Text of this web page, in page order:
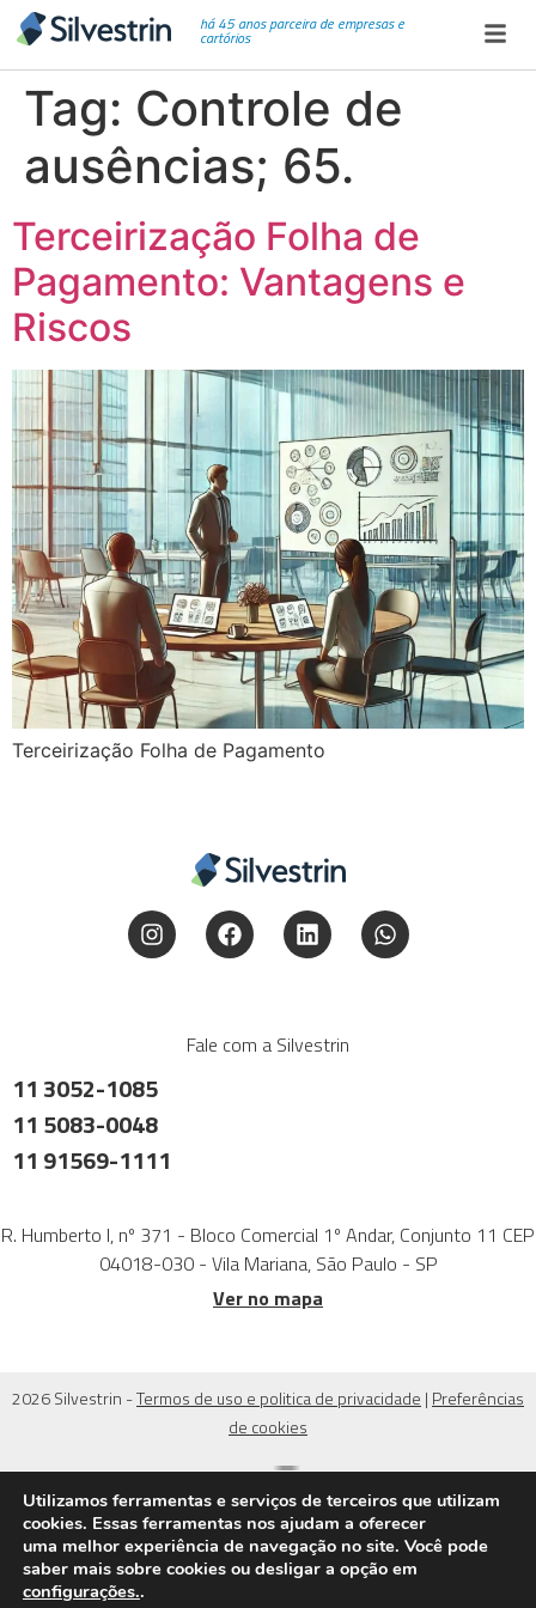
há 45 anos parceira de empresas e
cartórios
Tag: Controle de
ausências; 65.
Terceirização Folha de
Pagamento: Vantagens e
Riscos
Terceirização Folha de Pagamento
Fale com a Silvestrin
11 3052-1085
11 5083-0048
11 91569-1111
R. Humberto I, nº 371 - Bloco Comercial 1º Andar, Conjunto 11 CEP
04018-030 - Vila Mariana, São Paulo - SP
Ver no mapa
2026 Silvestrin -Termos de uso e politica de privacidade | Preferências
de cookies
Utilizamos ferramentas e serviços de terceiros que utilizam
cookies. Essas ferramentas nos ajudam a oferecer
uma melhor experiência de navegação no site. Você pode
saber mais sobre cookies ou desligar a opção em
configurações..